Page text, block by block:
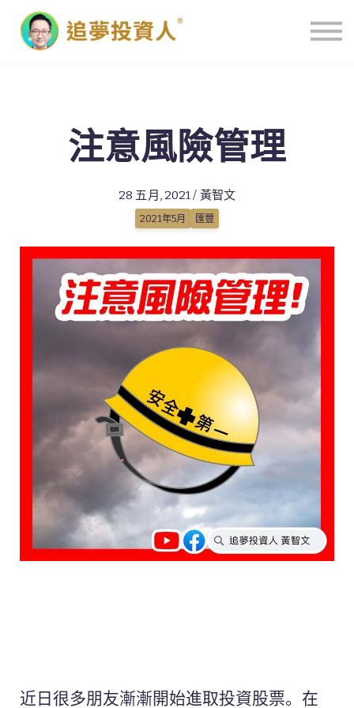
主頁
注意風險管理
28 五月, 2021 / 黃智文
2021年5月 匯豐
近日很多朋友漸漸開始進取投資股票。在